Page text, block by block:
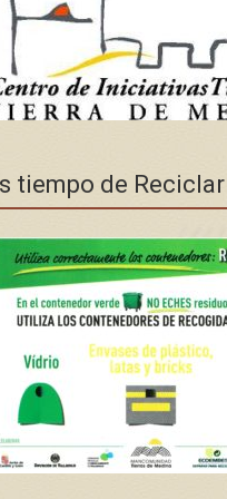
tiempo de Reciclar